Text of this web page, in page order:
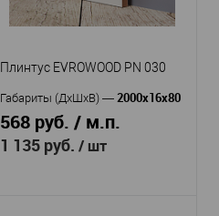
Ширина, мм— 16
Плинтус EVROWOOD PN 030
Габариты (ДхШхВ) — 2000x16x80
568 руб. / м.п.
1 135 руб. / шт